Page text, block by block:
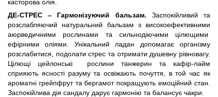
касторова олія.
ДЕ-СТРЕС – Гармонізуючий бальзам. Заспокійливий та
розслабляючий натуральний бальзам з високоефективними
аюрведичними рослинами та сильнодіючими цілющими
ефірними оліями. Унікальний ладан допомагає організму
розслабитися, подолати стрес та отримати душевну рівновагу.
Цілющі цейлонські рослини танжерин та кафір-лайм
сприяють ясності разуму та освіжають почуття, в той час як
ароматні грейпфрут та бергамот покращують емоційний стан.
Заспокійлива дія сандалу дарує гармонію та балансує чакри.